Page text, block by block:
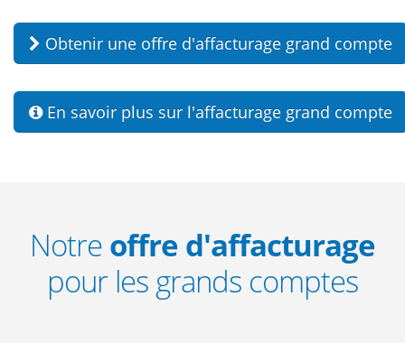
Obtenir une offre d'affacturage grand compte
En savoir plus sur l'affacturage grand compte
Notre offre d'affacturage
pour les grands comptes